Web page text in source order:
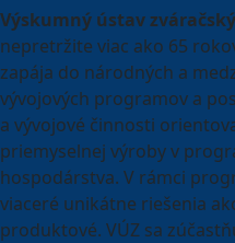
Výskumný ústav zváračský
nepretržite viac ako 65
zapája do národných a
vývojových programov a
a vývojové činnosti
priemyselnej výroby v
hospodárstva. V rámci
viaceré unikátne riešenia
produktové. VÚZ sa